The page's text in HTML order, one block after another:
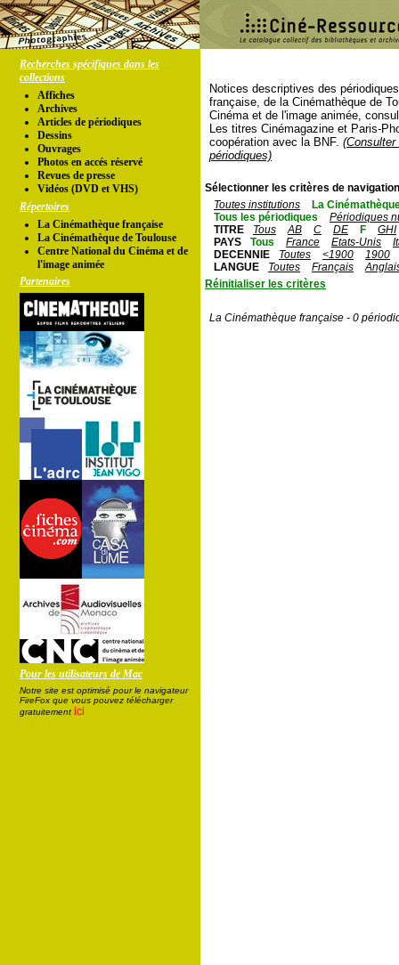
Recherches spécifiques dans les
collections
Affiches
Archives
Articles de périodiques
Dessins
Ouvrages
Photos en accés réservé
Revues de presse
Vidéos (DVD et VHS)
Répertoires
La Cinémathèque française
La Cinémathèque de Toulouse
Centre National du Cinéma et de
l'image animée
Partenaires
Pour les utilisateurs de Mac
Notre site est optimisé pour le navigateur
FireFox que vous pouvez télécharger
gratuitement ici
Notices descriptives des
française, de la Cinémathèque de
Cinéma et de l'image animée,
Les titres Cinémagazine et Paris-
coopération avec la BNF.
périodiques)
Sélectionner les critères de
Toutes institutions
La
Tous les périodiques
Périodiques
TITRE
Tous AB C DE F
GHI
PAYS
Tous France Etats-Unis
DECENNIE
Toutes <1900
1900
LANGUE
Toutes Français
Réinitialiser les critères
La Cinémathèque française - 0